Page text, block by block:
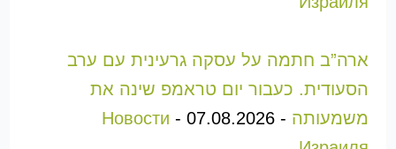
ארה”ב חתמה על עסקה גרעינית עם ערב
הסעודית. כעבור יום טראמפ שינה את
משמעותה -
07.08.2026
-
Новости